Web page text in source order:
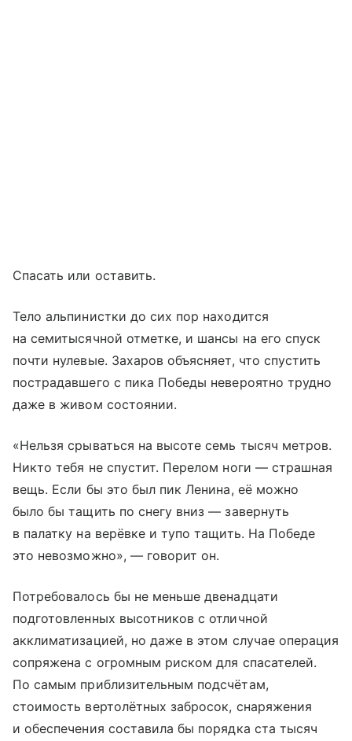
Спасать или оставить.
Тело альпинистки до сих пор находится
на семитысячной отметке, и шансы на его спуск
почти нулевые. Захаров объясняет, что спустить
пострадавшего с пика Победы невероятно трудно
даже в живом состоянии.
«Нельзя срываться на высоте семь тысяч метров.
Никто тебя не спустит. Перелом ноги — страшная
вещь. Если бы это был пик Ленина, её можно
было бы тащить по снегу вниз — завернуть
в палатку на верёвке и тупо тащить. На Победе
это невозможно», — говорит он.
Потребовалось бы не меньше двенадцати
подготовленных высотников с отличной
акклиматизацией, но даже в этом случае операция
сопряжена с огромным риском для спасателей.
По самым приблизительным подсчётам,
стоимость вертолётных забросок, снаряжения
и обеспечения составила бы порядка ста тысяч